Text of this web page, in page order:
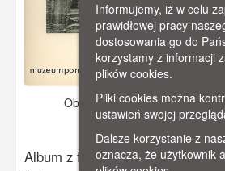
Obraz pochodzi z1901 r.
Album z fotografiami R.Th.
Informujemy, iż w celu
prawidłowej pracy
dostosowania go do
korzystamy z informacji
plików cookies.
Pliki cookies można
ustawień swojej
Dalsze korzystanie z
oznacza, że użytkownik